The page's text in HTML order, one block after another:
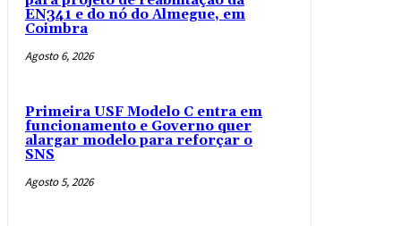
EN341 e do nó do Almegue, em
Coimbra
Agosto 6, 2026
Primeira USF Modelo C entra em
funcionamento e Governo quer
alargar modelo para reforçar o
SNS
Agosto 5, 2026